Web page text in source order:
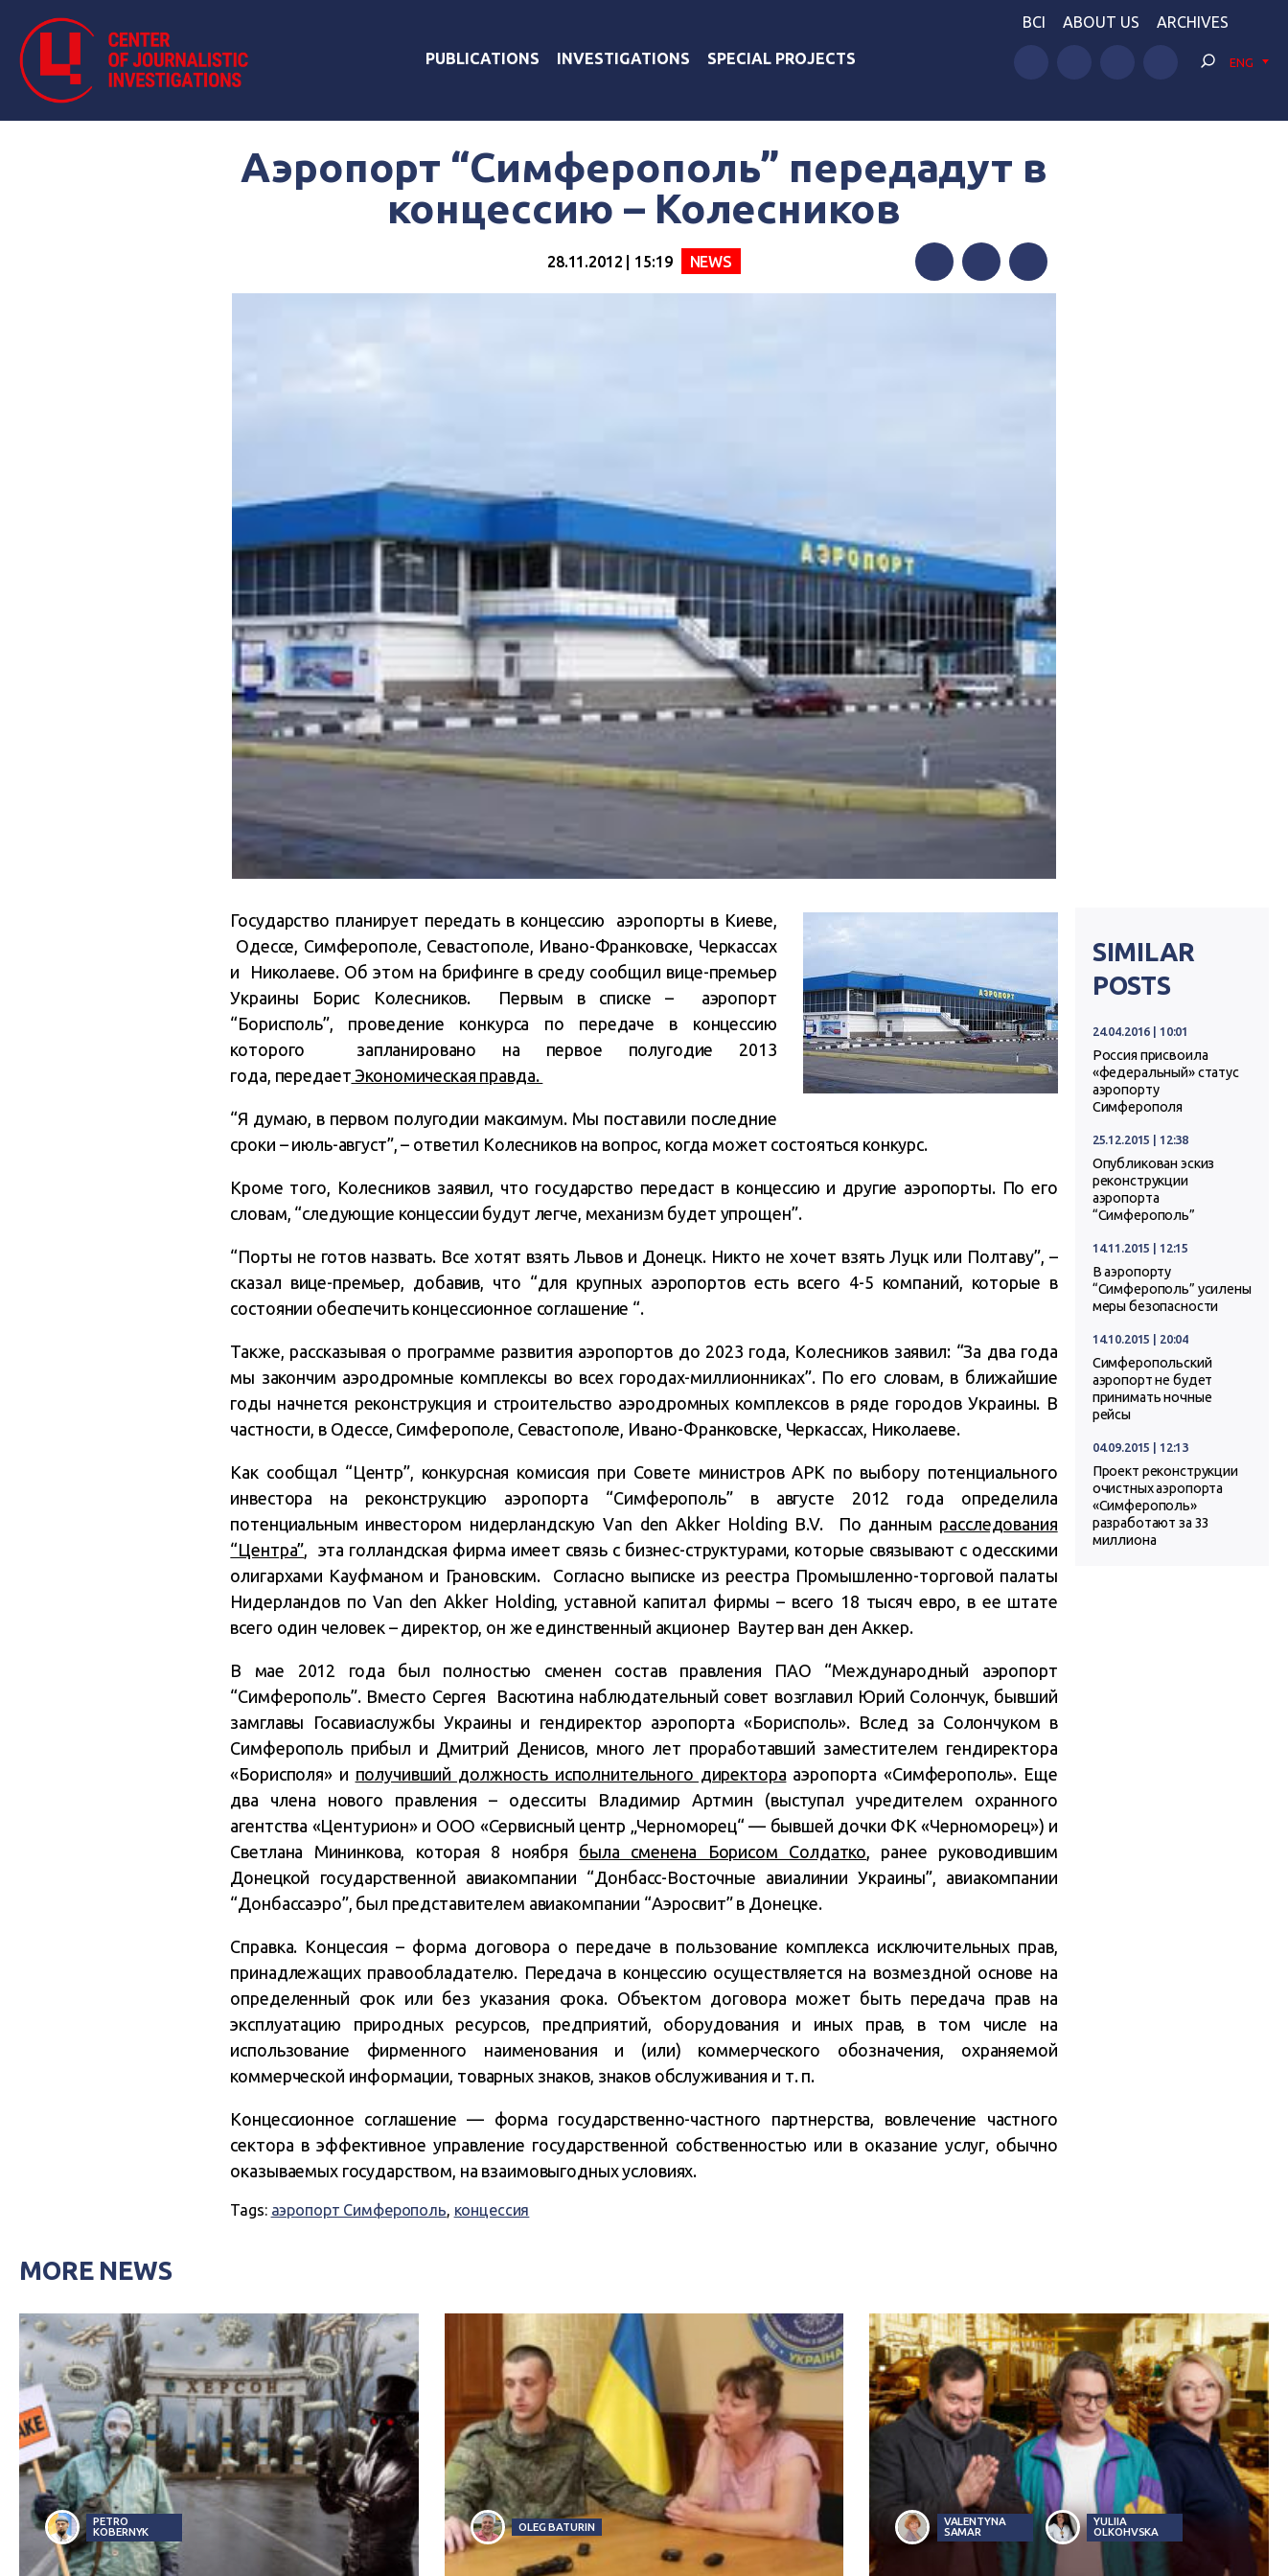
PUBLICATIONS INVESTIGATIONS SPECIAL PROJECTS
BCI ABOUT US ARCHIVES
ENG
Аэропорт “Симферополь” передадут в
концессию – Колесников
28.11.2012 | 15:19 NEWS
Государство планирует передать в концессию аэропорты в Киеве,
Одессе, Симферополе, Севастополе, Ивано-Франковске, Черкассах
и Николаеве. Об этом на брифинге в среду сообщил вице-премьер
Украины Борис Колесников. Первым в списке – аэропорт
“Борисполь”, проведение конкурса по передаче в концессию
которого запланировано на первое полугодие 2013
года, передает Экономическая правда.
“Я думаю, в первом полугодии максимум. Мы поставили последние
сроки – июль-август”, – ответил Колесников на вопрос, когда может состояться конкурс.
Кроме того, Колесников заявил, что государство передаст в концессию и другие аэропорты. По его
словам, “следующие концессии будут легче, механизм будет упрощен”.
“Порты не готов назвать. Все хотят взять Львов и Донецк. Никто не хочет взять Луцк или Полтаву”, –
сказал вице-премьер, добавив, что “для крупных аэропортов есть всего 4-5 компаний, которые в
состоянии обеспечить концессионное соглашение “.
Также, рассказывая о программе развития аэропортов до 2023 года, Колесников заявил: “За два года
мы закончим аэродромные комплексы во всех городах-миллионниках”. По его словам, в ближайшие
годы начнется реконструкция и строительство аэродромных комплексов в ряде городов Украины. В
частности, в Одессе, Симферополе, Севастополе, Ивано-Франковске, Черкассах, Николаеве.
Как сообщал “Центр”, конкурсная комиссия при Совете министров АРК по выбору потенциального
инвестора на реконструкцию аэропорта “Симферополь” в августе 2012 года определила
потенциальным инвестором нидерландскую Van den Akker Holding B.V. По данным расследования
“Центра”, эта голландская фирма имеет связь с бизнес-структурами, которые связывают с одесскими
олигархами Кауфманом и Грановским. Согласно выписке из реестра Промышленно-торговой палаты
Нидерландов по Van den Akker Holding, уставной капитал фирмы – всего 18 тысяч евро, в ее штате
всего один человек – директор, он же единственный акционер Ваутер ван ден Аккер.
В мае 2012 года был полностью сменен состав правления ПАО “Международный аэропорт
“Симферополь”. Вместо Сергея Васютина наблюдательный совет возглавил Юрий Солончук, бывший
замглавы Госавиаслужбы Украины и гендиректор аэропорта «Борисполь». Вслед за Солончуком в
Симферополь прибыл и Дмитрий Денисов, много лет проработавший заместителем гендиректора
«Борисполя» и получивший должность исполнительного директора аэропорта «Симферополь». Еще
два члена нового правления – одесситы Владимир Артмин (выступал учредителем охранного
агентства «Центурион» и ООО «Сервисный центр „Черноморец“ — бывшей дочки ФК «Черноморец») и
Светлана Мининкова, которая 8 ноября была сменена Борисом Солдатко, ранее руководившим
Донецкой государственной авиакомпании “Донбасс-Восточные авиалинии Украины”, авиакомпании
“Донбассаэро”, был представителем авиакомпании “Аэросвит” в Донецке.
Справка. Концессия – форма договора о передаче в пользование комплекса исключительных прав,
принадлежащих правообладателю. Передача в концессию осуществляется на возмездной основе на
определенный срок или без указания срока. Объектом договора может быть передача прав на
эксплуатацию природных ресурсов, предприятий, оборудования и иных прав, в том числе на
использование фирменного наименования и (или) коммерческого обозначения, охраняемой
коммерческой информации, товарных знаков, знаков обслуживания и т. п.
Концессионное соглашение — форма государственно-частного партнерства, вовлечение частного
сектора в эффективное управление государственной собственностью или в оказание услуг, обычно
оказываемых государством, на взаимовыгодных условиях.
Tags: аэропорт Симферополь, концессия
SIMILAR
POSTS
24.04.2016 | 10:01
Россия присвоила
«федеральный» статус
аэропорту
Симферополя
25.12.2015 | 12:38
Опубликован эскиз
реконструкции
аэропорта
“Симферополь”
14.11.2015 | 12:15
В аэропорту
“Симферополь” усилены
меры безопасности
14.10.2015 | 20:04
Симферопольский
аэропорт не будет
принимать ночные
рейсы
04.09.2015 | 12:13
Проект реконструкции
очистных аэропорта
«Симферополь»
разработают за 33
миллиона
MORE NEWS
PETRO
KOBERNYK
OLEG BATURIN
VALENTYNA
SAMAR
YULIIA
OLKOHVSKA